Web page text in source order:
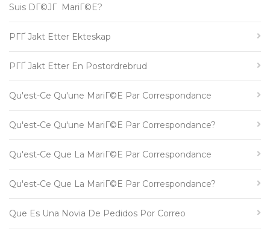
Suis DГ©jГ MariГ©e?
PГҐ Jakt Etter Ekteskap
PГҐ Jakt Etter En Postordrebrud
Qu'est-Ce Qu'une MariГ©e Par Correspondance
Qu'est-Ce Qu'une MariГ©e Par Correspondance?
Qu'est-Ce Que La MariГ©e Par Correspondance
Qu'est-Ce Que La MariГ©e Par Correspondance?
Que Es Una Novia De Pedidos Por Correo